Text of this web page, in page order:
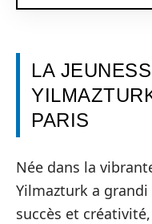
LA
PARIS
Née dans la
Yilmazturk a
succès et